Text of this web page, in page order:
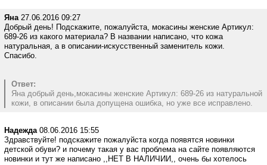
Яна27.06.2016 09:27
Добрый день! Подскажите, пожалуйста, мокасины женские Артикул:
689-26 из какого материала? В названии написано, что кожа
натуральная, а в описании-искусственный заменитель кожи.
Спасибо.
Ответ:
Яна добрый день,мокасины женские Артикул: 689-26 из натуральной
кожи, в описании была допущена ошибка, но уже все исправлено.
Надежда08.06.2016 15:55
Здравствуйте! подскажите пожалуйста когда появятся новинки
детской обуви? и почему такая у вас проблема на сайте появляются
новинки и тут же написано ,,НЕТ В НАЛИЧИИ,, очень бы хотелось